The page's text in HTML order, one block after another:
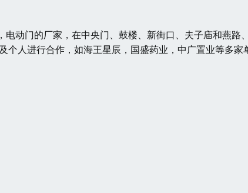
动门的厂家，在中央门、鼓楼、新街口、夫子庙和燕路
个人进行合作，如海王星辰，国盛药业，中广置业等多家